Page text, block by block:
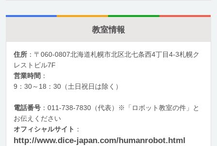
教室情報
住所 ：〒060-0807北海道札幌市北区北七条西4丁目4-3札幌ク
レストビル7F
営業時間 ：
9：30～18：30（土日祝日は除く）
電話番号 ：011-738-7830（代表）※「ロボット教室の件」と
お伝えください
オフィシャルサイト ：
http://www.dice-japan.com/humanrobot.html